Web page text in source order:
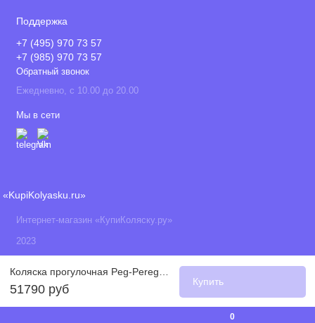
0
51790 руб
Купить
Поддержка
+7 (495) 970 73 57
+7 (985) 970 73 57
Обратный звонок
Ежедневно, с 10.00 до 20.00
Мы в сети
«KupiKolyasku.ru»
Интернет-магазин «КупиКоляску.ру»
2023